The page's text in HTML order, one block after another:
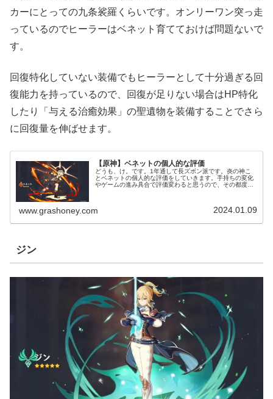
カーにとっての九条裟羅くらいです。オンリーワン突っ走
っているのでヒーラーはベネット育てておけば問題ないで
す。
回復特化していない装備でもヒーラーとして十分過ぎる回
復能力を持っているので、回復が足りない場合はHP特化
したり「与える治癒効果」の聖遺物を装備することでさら
に回復量を伸ばせます。
【原神】ベネットの個人的な評価
どうも、け。です。1年通して長ズボン派です。炎の神こ
とベネットの個人的な評価をしていきます。手持ちの変化
やゲームの進み具合で評価変わると思うので、その都度加
www.grashoney.com 2024.01.09
ジン